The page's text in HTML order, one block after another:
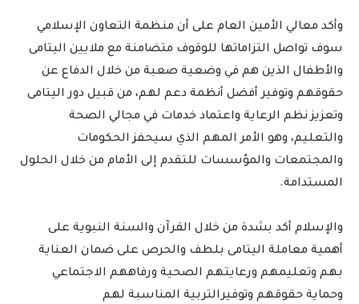
وأكد معالي الأمين العام على أن منظمة التعاون الإسلامي
سوف تواصل التزاماتها للوقوف متضامنة مع ملايين اليتامى
والأطفال الذين هم في وضعية صعبة من خلال الدفاع عن
حقوقهم وتوفير أفضل أنظمة دعم لهم، من قبيل دور اليتامى
وتعزيز نظم الرعاية واعتماد خدمات في مجالي الصحة
والتعليم، وهو الأمر المهم الذي سيحفز الحكومات
والمجتمعات والمؤسسات للتقدم إلى الأمام من خلال الحلول
المستدامة.
والإسلام أكد بشدة من خلال القرآن والسنة النبوية على
أهمية معاملة اليتامى بلطف والحرص على ضمان العناية
بهم وتعليمهم ورعايتهم الصحية ورفاههم الاجتماعي
وحماية حقوقهم وتوفيرالتربية المناسبة لهم